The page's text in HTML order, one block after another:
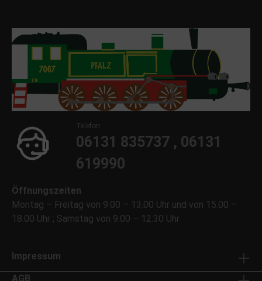
Telefon:
06131 835737 , 06131
619990
Öffnungszeiten
Montag – Freitag von 9.00 – 13.00 Uhr und von 15.00 –
18.00 Uhr ; Samstag von 9.00 – 12.30 Uhr
Impressum
AGB